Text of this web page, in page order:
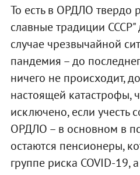
То есть в ОРДЛО твердо
славные традиции СССР"
случае чрезвычайной
пандемия – до
ничего не происходит,
настоящей катастрофы,
исключено, если учесть
ОРДЛО – в основном в
остаются пенсионеры,
группе риска COVID-19,